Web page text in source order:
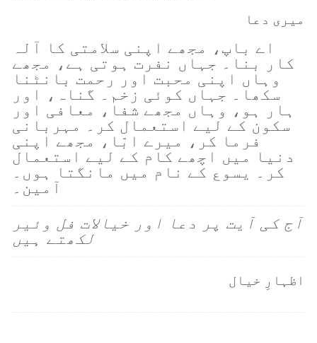
میری دعا
اے باپ، مجھے اپنی سلامتی کا آلہ
کار بنا۔ جہاں نفرت ہوتی ہے، مجھے
وہاں اپنی محبت اور رحمت بانٹنا
سکھا۔ جہاں کوئی زخم۔ گناہ، اور
ہار ہو، وہاں مجھے شفا، معافی اور
سکون کے لیے استعمال کر۔ مہربانی
فرما کر، میرے ابّا، مجھے اپنی
دنیا میں اچھے کام کے لیے استعمال
کر۔ یسوع کے نام میں مانگتا ہوں۔
آمین۔
آج کی آیت پر دعا اور خیالات فل وئیر
لکھتے ہیں
اظہارِ خیال